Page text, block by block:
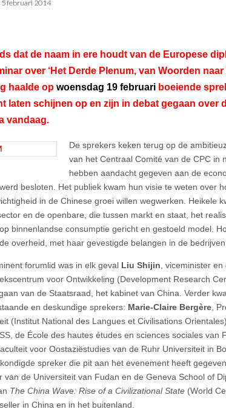
5 februari 2014
dat de naam in ere houdt van de Europese
over ‘Het Derde Plenum, van Woorden
haalde op woensdag 19 februari boeiende
laten schijnen op en zijn in debat gegaan over
vandaag.
De sprekers keken terug op de
van het Centraal Comité van de CPC in
hebben aandacht gegeven aan de
besloten. Het publiek kwam hun visie te weten over
in de Chinese groei willen wegwerken. Heikele
en de openbare, die tussen markt en staat, het
binnenlandse consumptie gericht en gestoeld model.
overheid, met haar gevestigde belangen in de
forumlid was in elk geval Liu Shijin , viceminister
voor Ontwikkeling (Development Research
van de Staatsraad, het kabinet van China. Verder
en deskundige sprekers: Marie-Claire Bergère ,
(Institut National des Langues et Civilisations Orientales)
de École des hautes études en sciences sociales van
voor Oostaziëstudies van de Ruhr Universiteit in
spreker die pit aan het evenement heeft
van de Universiteit van Fudan en de Geneva School of
The China Wave: Rise of a Civilizational State (World
in China en in het buitenland.